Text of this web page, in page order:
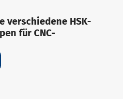
verschiedene HSK-
für CNC-